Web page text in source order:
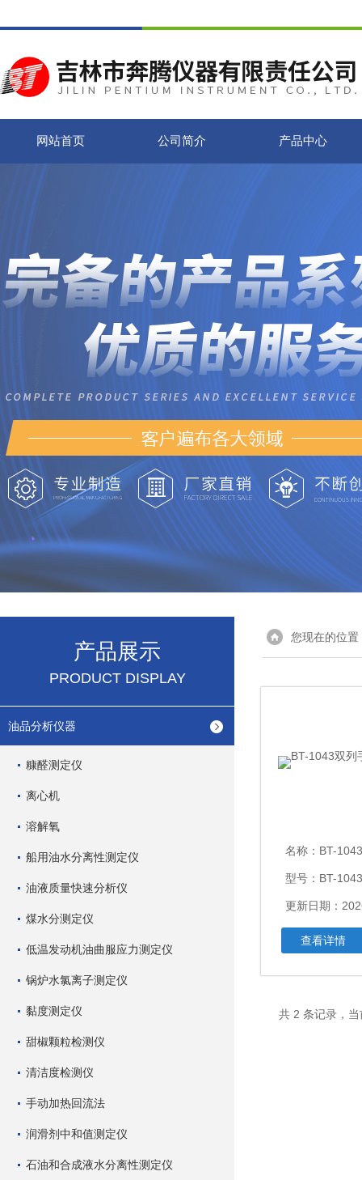
网站首页 公司简介 产品中心
产品展示
PRODUCT DISPLAY
油品分析仪器
糠醛测定仪
离心机
溶解氧
船用油水分离性测定仪
油液质量快速分析仪
煤水分测定仪
低温发动机油曲服应力测定仪
锅炉水氯离子测定仪
黏度测定仪
甜椒颗粒检测仪
清洁度检测仪
手动加热回流法
润滑剂中和值测定仪
石油和合成液水分离性测定仪
您现在的位置
名称： BT-1043
型号：BT-1043
更新日期：
查看详情
共 2 条记录，